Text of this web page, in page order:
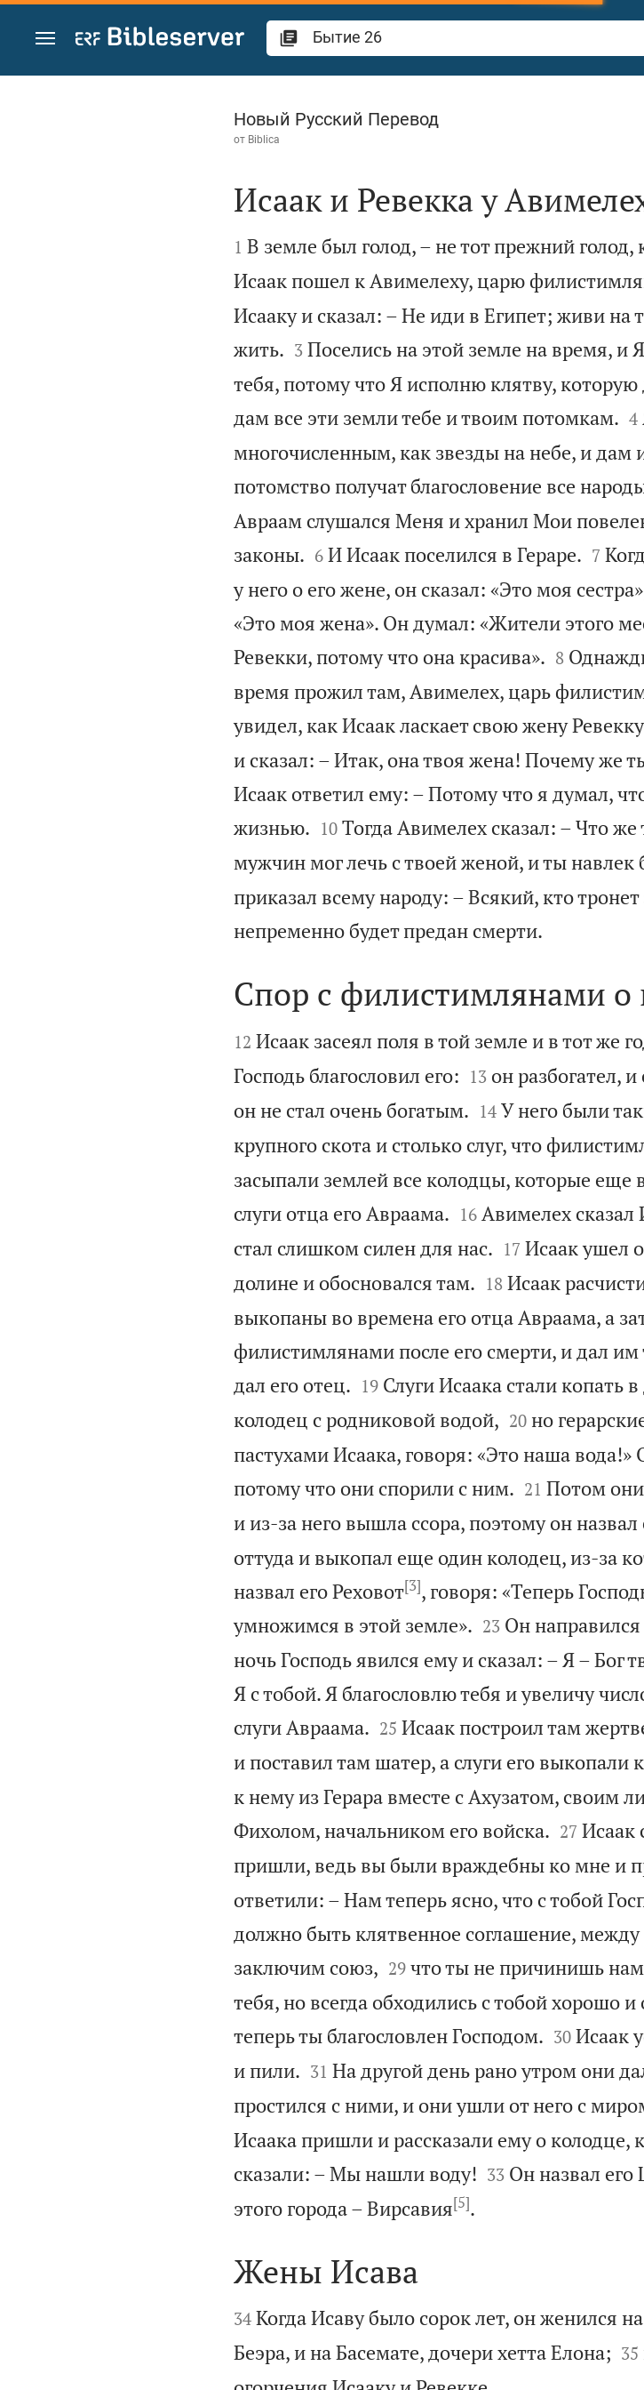
Перейти к содержанию
Бытие 26
Новый Русский Перевод
от Biblica

Исаак и Ревекка у

1 В земле был голод, – не тот прежний
Исаак пошел к Авимелеху, царю
Исааку и сказал: – Не иди в Египет; живи на
жить.
3 Поселись на этой земле на время, и
тебя, потому что Я исполню клятву,
дам все эти земли тебе и твоим потомкам.
4
многочисленным, как звезды на небе, и дам
потомство получат благословение все
Авраам слушался Меня и хранил Мои
законы.
6 И Исаак поселился в Гераре.
7
у него о его жене, он сказал: «Это моя
«Это моя жена». Он думал: «Жители этого
Ревекки, потому что она красива».
8
время прожил там, Авимелех, царь
увидел, как Исаак ласкает свою жену
и сказал: – Итак, она твоя жена! Почему же
Исаак ответил ему: – Потому что я думал,
жизнью.
10 Тогда Авимелех сказал: – Что
мужчин мог лечь с твоей женой, и ты навлек
приказал всему народу: – Всякий, кто
непременно будет предан смерти.

Спор с филистимлянами о

12 Исаак засеял поля в той земле и в тот же
Господь благословил его:
13 он разбогател,
он не стал очень богатым.
14 У него были
крупного скота и столько слуг, что
засыпали землей все колодцы, которые еще
слуги отца его Авраама.
16 Авимелех сказал
стал слишком силен для нас.
17 Исаак ушел
долине и обосновался там.
18 Исаак
выкопаны во времена его отца Авраама, а
филистимлянами после его смерти, и дал
дал его отец.
19 Слуги Исаака стали копать
колодец с родниковой водой, 

20 но
пастухами Исаака, говоря: «Это наша вода!»
потому что они спорили с ним.
21 Потом
и из-за него вышла ссора, поэтому он назвал
оттуда и выкопал еще один колодец, из-за
назвал его Реховот[3], говоря: «Теперь
умножимся в этой земле».
23 Он
ночь Господь явился ему и сказал: – Я – Бог
Я с тобой. Я благословлю тебя и увеличу
слуги Авраама.
25 Исаак построил там
и поставил там шатер, а слуги его выкопали
к нему из Герара вместе с Ахузатом, своим
Фихолом, начальником его войска.
27 Исаак
пришли, ведь вы были враждебны ко мне и
ответили: – Нам теперь ясно, что с тобой
должно быть клятвенное соглашение,
заключим союз, 

29 что ты не причинишь
тебя, но всегда обходились с тобой хорошо
теперь ты благословлен Господом.
30 Исаак
и пили.
31 На другой день рано утром они
простился с ними, и они ушли от него с
Исаака пришли и рассказали ему о
сказали: – Мы нашли воду!
33 Он назвал его
этого города – Вирсавия[5].

Жены Исава

34 Когда Исаву было сорок лет, он женился
Беэра, и на Басемате, дочери хетта Елона;
35